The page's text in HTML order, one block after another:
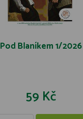
Pod Blaníkem 1/2026
59 Kč